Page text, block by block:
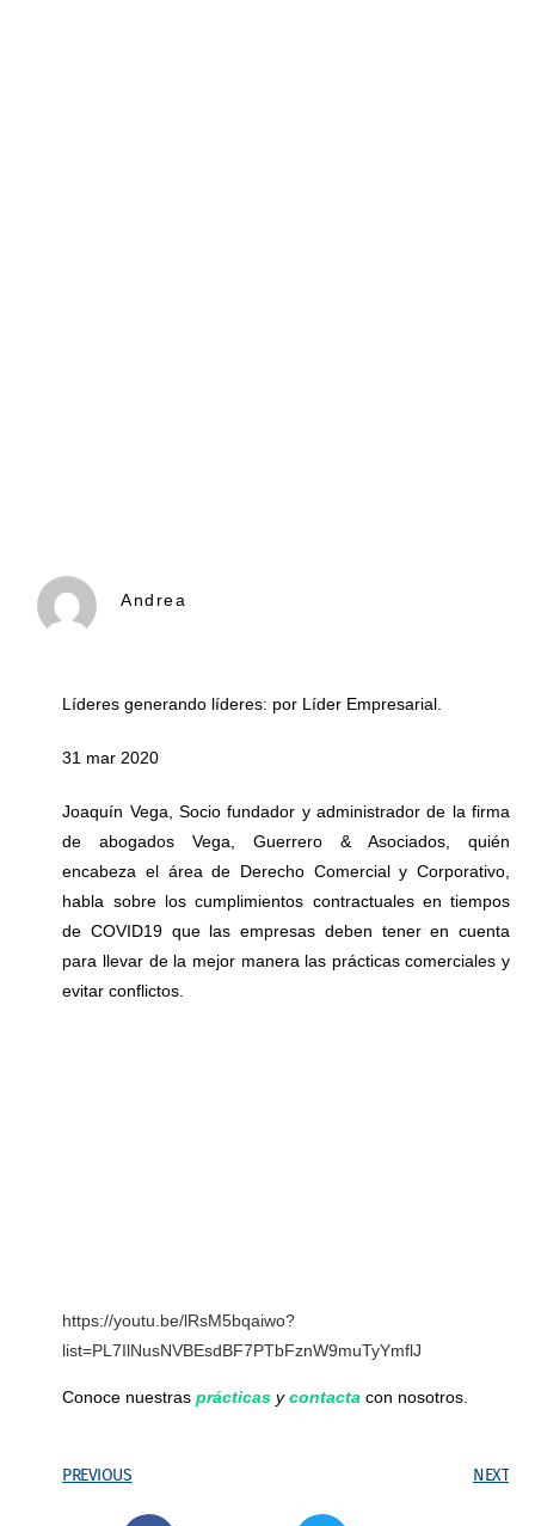
Andrea
Líderes generando líderes: por Líder Empresarial.
31 mar 2020
Joaquín Vega, Socio fundador y administrador de la firma
de abogados Vega, Guerrero & Asociados, quién
encabeza el área de Derecho Comercial y Corporativo,
habla sobre los cumplimientos contractuales en tiempos
de COVID19 que las empresas deben tener en cuenta
para llevar de la mejor manera las prácticas comerciales y
evitar conflictos.
https://youtu.be/lRsM5bqaiwo?
list=PL7IlNusNVBEsdBF7PTbFznW9muTyYmflJ
Conoce nuestras prácticas ycontacta con nosotros.
PREVIOUS NEXT